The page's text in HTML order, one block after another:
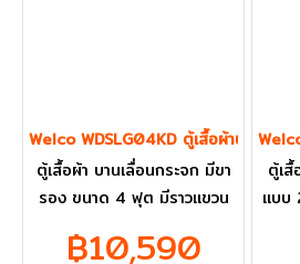
Welco WDSLG04KD ตู้เสื้อผ้าบานเลื่อ
ตู้เสื้อผ้า บานเลื่อนกระจก มีขา
รอง ขนาด 4 ฟุต มีราวแขวน
และ ปริมณฑลส่งฟรี
฿10,590
ตู้เ
แบบ